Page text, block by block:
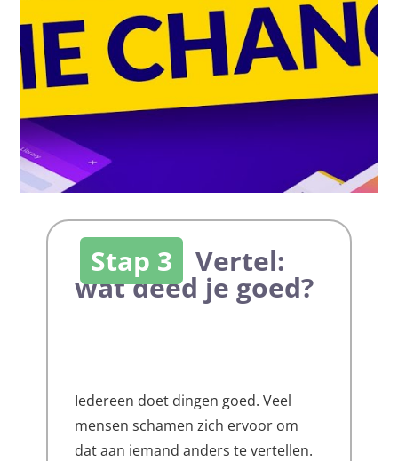
Stap 3 Vertel:
wat deed je goed?
Iedereen doet dingen goed. Veel
mensen schamen zich ervoor om
dat aan iemand anders te vertellen.